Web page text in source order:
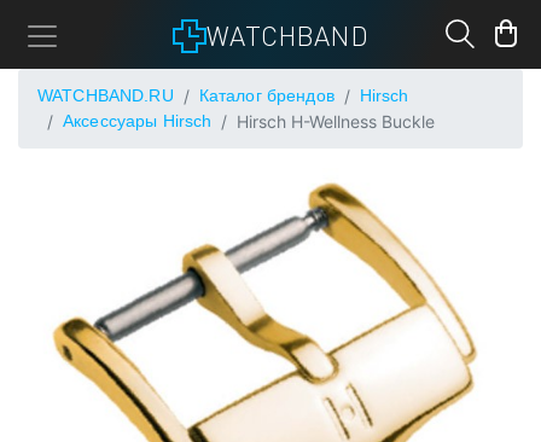
WATCHBAND
WATCHBAND.RU Каталог брендов
Hirsch
Аксессуары Hirsch
Hirsch H-Wellness Buckle